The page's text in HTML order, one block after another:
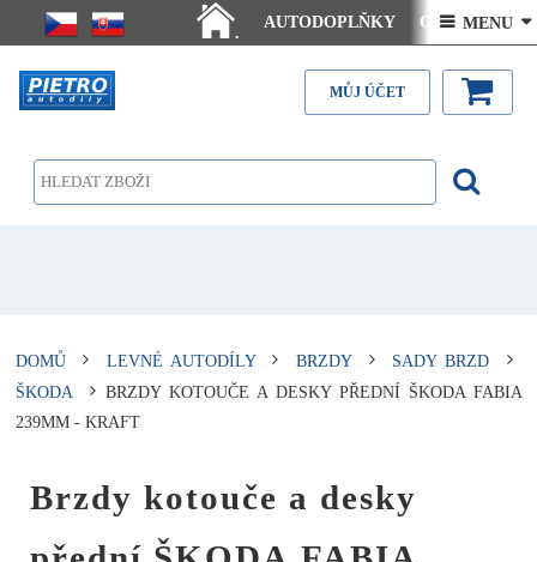
.
AUTODOPLŇKY Ceny doručení
Články - návody Kontakt
 MENU 
MŮJ ÚČET
DOMŮ LEVNÉ AUTODÍLY BRZDY
SADY BRZD
ŠKODA
BRZDY KOTOUČE A DESKY PŘEDNÍ ŠKODA FABIA
239MM - KRAFT
Brzdy kotouče a desky